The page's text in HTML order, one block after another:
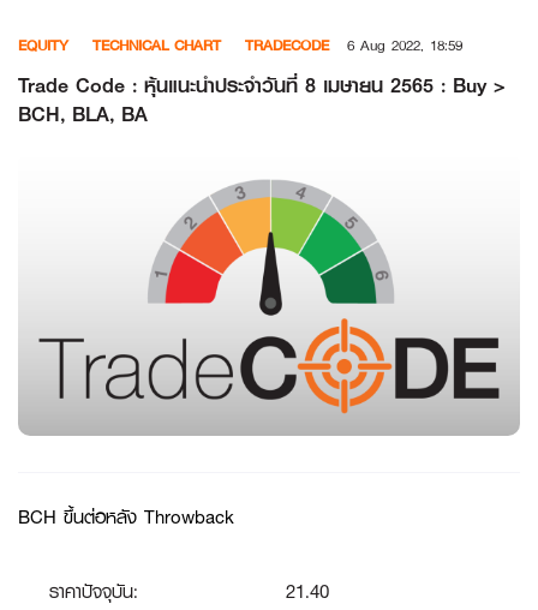
content
EQUITY TECHNICAL CHART TRADECODE 6 Aug 2022, 18:59
Trade Code : หุ้นแนะนำประจำวันที่ 8 เมษายน 2565 : Buy >
BCH, BLA, BA
BCH ขึ้นต่อหลัง Throwback
ราคาปัจจุบัน:
21.40